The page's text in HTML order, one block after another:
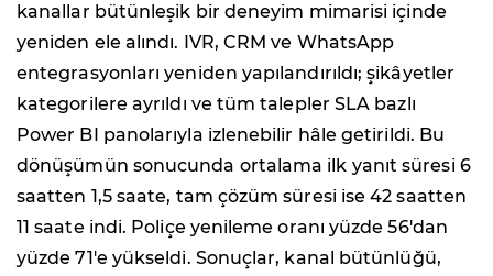
kanallar bütünleşik bir deneyim mimarisi içinde
yeniden ele alındı. IVR, CRM ve WhatsApp
entegrasyonları yeniden yapılandırıldı; şikâyetler
kategorilere ayrıldı ve tüm talepler SLA bazlı
Power BI panolarıyla izlenebilir hâle getirildi. Bu
dönüşümün sonucunda ortalama ilk yanıt süresi 6
saatten 1,5 saate, tam çözüm süresi ise 42 saatten
11 saate indi. Poliçe yenileme oranı yüzde 56'dan
yüzde 71'e yükseldi. Sonuçlar, kanal bütünlüğü,